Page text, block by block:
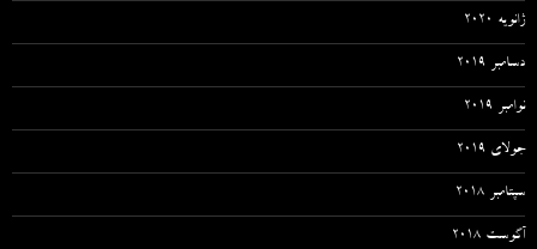
ژانویه 2020
دسامبر 2019
نوامبر 2019
جولای 2019
سپتامبر 2018
آگوست 2018